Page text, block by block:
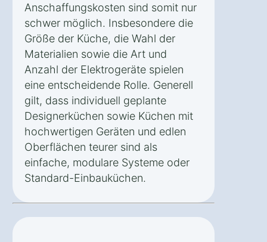
Anschaffungskosten sind somit nur
schwer möglich. Insbesondere die
Größe der Küche, die Wahl der
Materialien sowie die Art und
Anzahl der Elektrogeräte spielen
eine entscheidende Rolle. Generell
gilt, dass individuell geplante
Designerküchen sowie Küchen mit
hochwertigen Geräten und edlen
Oberflächen teurer sind als
einfache, modulare Systeme oder
Standard-Einbauküchen.